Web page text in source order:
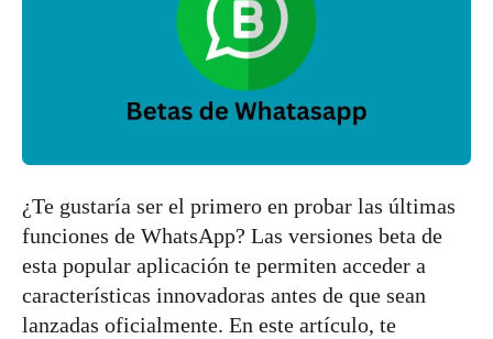
¿Te gustaría ser el primero en probar las últimas
funciones de WhatsApp? Las versiones beta de
esta popular aplicación te permiten acceder a
características innovadoras antes de que sean
lanzadas oficialmente. En este artículo, te